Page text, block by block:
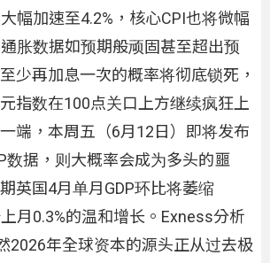
幅加速至4.2%，核心CPI也将微幅
胀数据如预期般顽固甚至超出预
少再加息一次的概率将彻底锁死，
指数在100点关口上方继续疯狂上
端，本周五（6月12日）即将发布
数据，则大概率会成为多头的噩
英国4月单月GDP环比将萎缩
月0.3%的温和增长。Exness分析
2026年全球资本的源头正从过去极